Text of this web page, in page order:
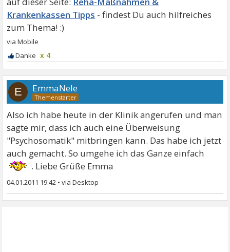
Krankenkassen Tipps
x 4
E EmmaNele
Also ich habe heute in der Klinik angerufen und man
sagte mir, dass ich auch eine Überweisung
"Psychosomatik" mitbringen kann. Das habe ich jetzt
auch gemacht. So umgehe ich das Ganze einfach
. Liebe Grüße Emma
04.01.2011 19:42 •